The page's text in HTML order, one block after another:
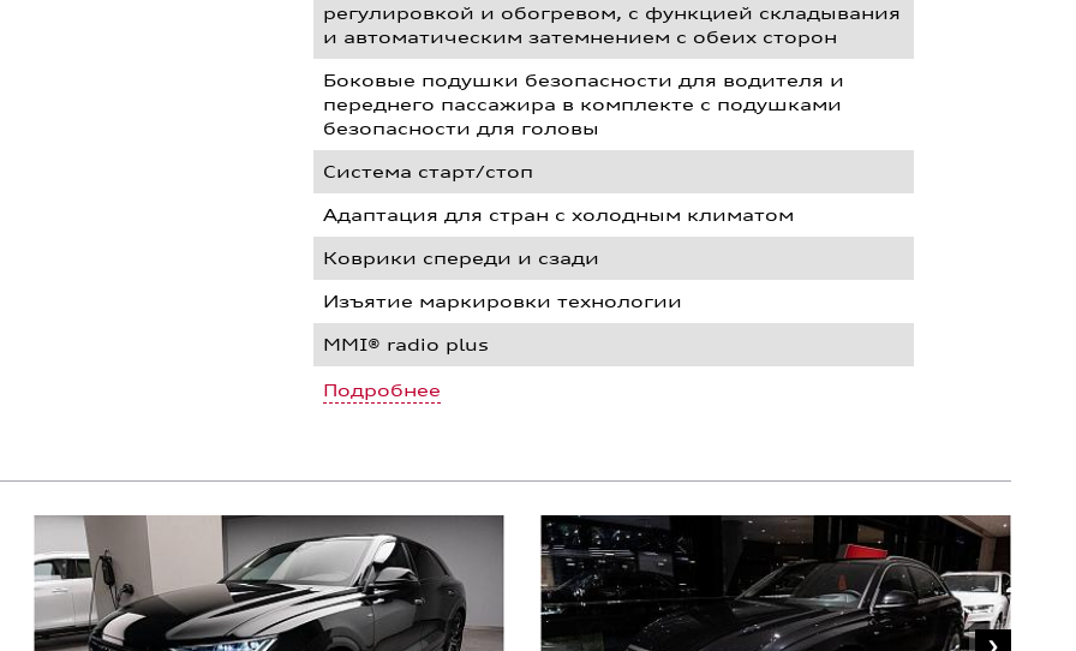
регулировкой и обогревом, с функцией складывания
и автоматическим затемнением с обеих сторон
Боковые подушки безопасности для водителя и
переднего пассажира в комплекте с подушками
безопасности для головы
Система старт/стоп
Адаптация для стран с холодным климатом
Коврики спереди и сзади
Изъятие маркировки технологии
MMI® radio plus
Подробнее